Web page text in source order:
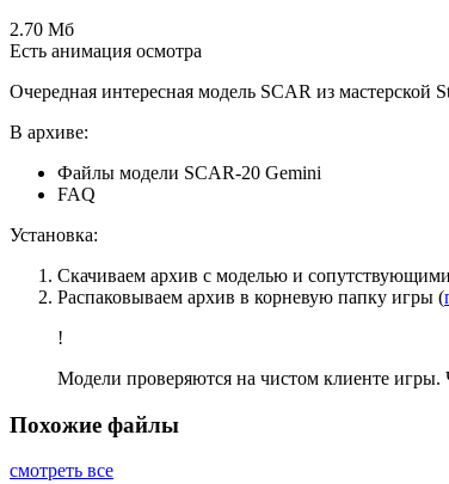
2.70 Мб
Есть анимация осмотра
Очередная интересная модель SCAR из
В архиве:
Файлы модели SCAR-20 Gemini
FAQ
Установка:
Скачиваем архив с моделью и
Распаковываем архив в корневую папку игры (
!
Модели проверяются на чистом клиенте
Похожие файлы
смотреть все